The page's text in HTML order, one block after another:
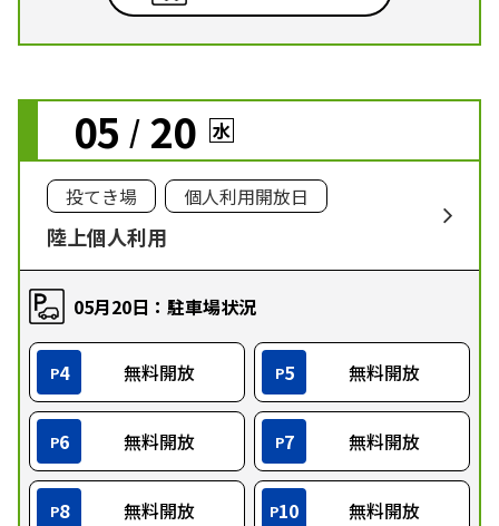
05 / 20 水
投てき場 個人利用開放日
陸上個人利用
05月20日：駐車場状況
P4 無料開放 P5 無料開放
P6 無料開放 P7 無料開放
P8 無料開放 P10 無料開放